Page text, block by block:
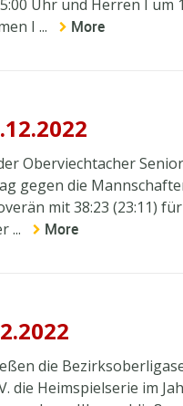
Uhr und Herren I um
I ...
More
Oberviechtacher
gegen die
mit 38:23 (23:11)
...
More
die
die Heimspielserie im